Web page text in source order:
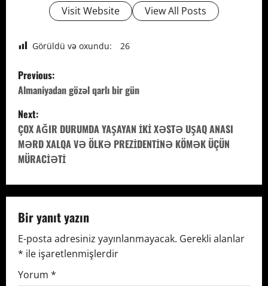
Visit Website View All Posts
Görüldü və oxundu: 26
P
o
s
t
n
a
v
i
g
Previous:
Almaniyadan gözəl qarlı bir gün
Next:
ÇOX AĞIR DURUMDA YAŞAYAN İKİ XƏSTƏ UŞAQ ANASI
MƏRD XALQA VƏ ÖLKƏ PREZİDENTİNƏ KÖMƏK ÜÇÜN
MÜRACİƏTİ
Bir yanıt yazın
E-posta adresiniz yayınlanmayacak. Gerekli alanlar
* ile işaretlenmişlerdir
Yorum *